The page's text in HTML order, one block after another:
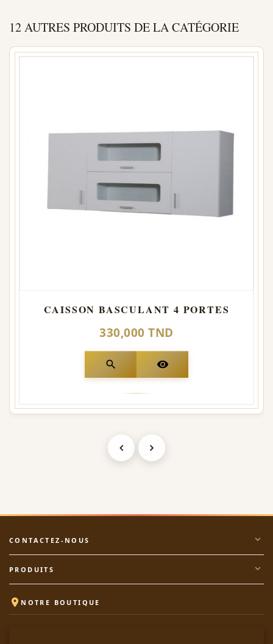
12 AUTRES PRODUITS DE LA CATÉGORIE
CAISSON BASCULANT 4 PORTES
330,000 TND
search visibility
CONTACTEZ-NOUS expand_more
PRODUITS expand_more
 NOTRE BOUTIQUE